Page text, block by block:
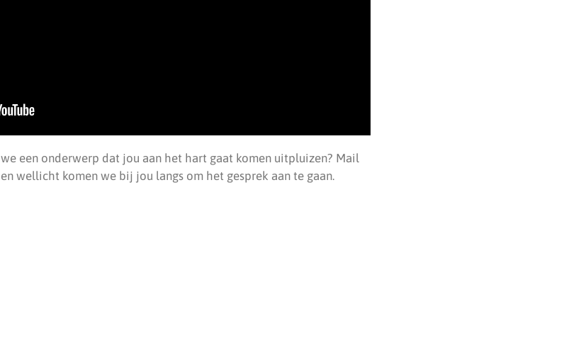
een onderwerp dat jou aan het hart gaat komen uitpluizen? Mail
en wellicht komen we bij jou langs om het gesprek aan te gaan.